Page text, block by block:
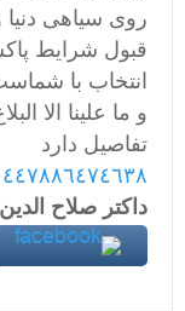
روی سیاھی
قبول شرايط
انتخاب با
و ما علينا الا
تفاصيل دارد
داکتر صلاح